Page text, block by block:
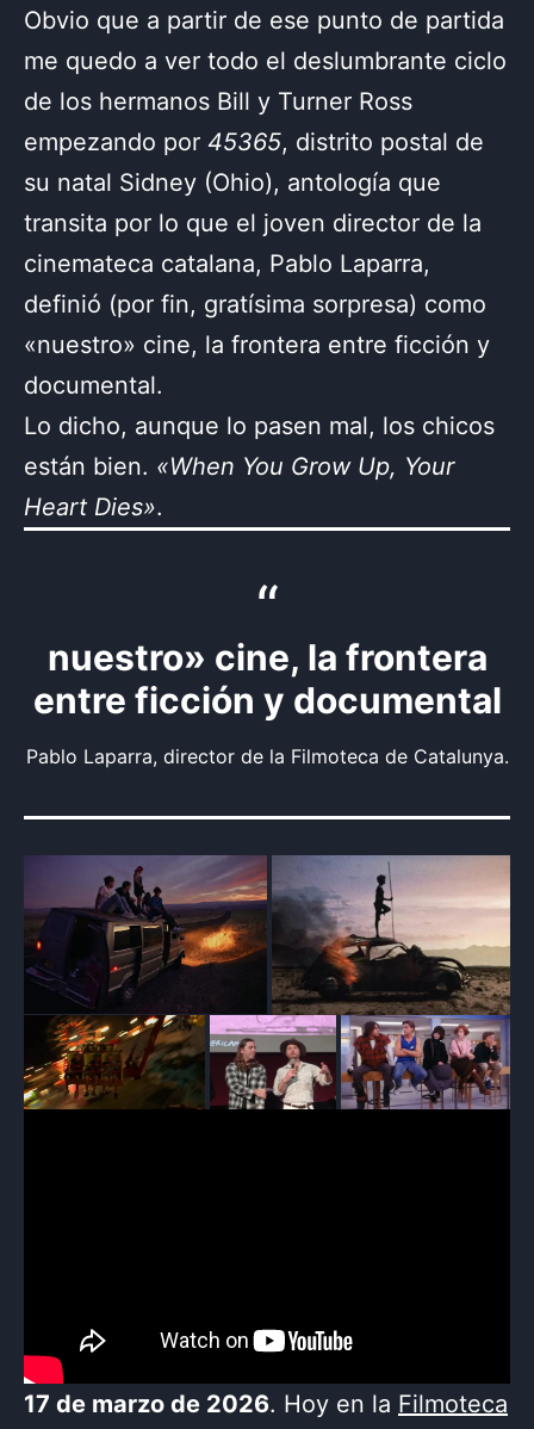
Obvio que a partir de ese punto de partida
me quedo a ver todo el deslumbrante ciclo
de los hermanos Bill y Turner Ross
empezando por 45365, distrito postal de
su natal Sidney (Ohio), antología que
transita por lo que el joven director de la
cinemateca catalana, Pablo Laparra,
definió (por fin, gratísima sorpresa) como
«nuestro» cine, la frontera entre ficción y
documental.
Lo dicho, aunque lo pasen mal, los chicos
están bien. «When You Grow Up, Your
Heart Dies».
nuestro» cine, la frontera
entre ficción y documental
Pablo Laparra, director de la Filmoteca de Catalunya.
17 de marzo de 2026. Hoy en la Filmoteca